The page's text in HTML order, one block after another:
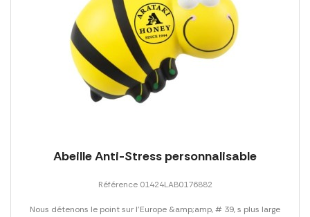
Abeille Anti-Stress personnalisable
Référence 01424LAB0176882
Nous détenons le point sur l'Europe &amp;amp, # 39, s plus large